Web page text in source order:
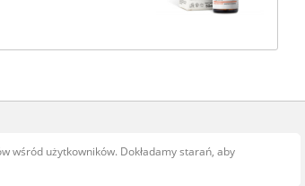
wśród użytkowników. Dokładamy starań, aby